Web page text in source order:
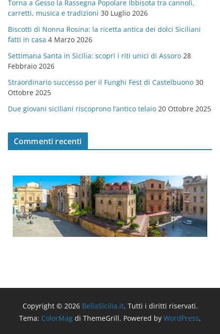
o
r
i
e
Torna a Gesso la Rassegna Popolare Ibbisota tra cannoli,
carretti, musica e tradizioni 30 Luglio 2026
Biscotti di Nonna Rosina: la ricetta antica dei dolci Siciliani
fatti in casa 4 Marzo 2026
Settimana Santa in Sicilia: scopri i riti unici di Assoro 28
Febbraio 2026
Straordinario successo per il Funghi Fest di Castelbuono 30
Ottobre 2025
Due giovani siciliani riscoprono l’antico telaio 20 Ottobre 2025
Commenti recenti
Copyright © 2026 BellaSicilia.it. Tutti i diritti riservati.
Tema: ColorMag di ThemeGrill. Powered by WordPress.